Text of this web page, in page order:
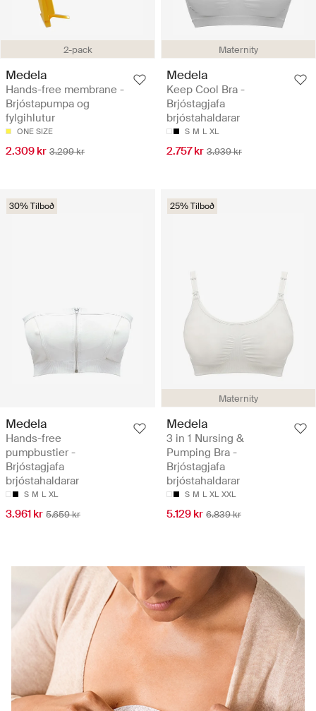
2-pack
Medela
Hands-free membrane -
Brjóstapumpa og
fylgihlutur
ONE SIZE
2.309 kr 3.299 kr
Maternity
Medela
Keep Cool Bra -
Brjóstagjafa
brjóstahaldarar
S M L XL
2.757 kr 3.939 kr
30% Tilboð
Medela
Hands-free
pumpbustier -
Brjóstagjafa
brjóstahaldarar
S M L XL
3.961 kr 5.659 kr
Maternity
25% Tilboð
Medela
3 in 1 Nursing &
Pumping Bra -
Brjóstagjafa
brjóstahaldarar
S M L XL XXL
5.129 kr 6.839 kr